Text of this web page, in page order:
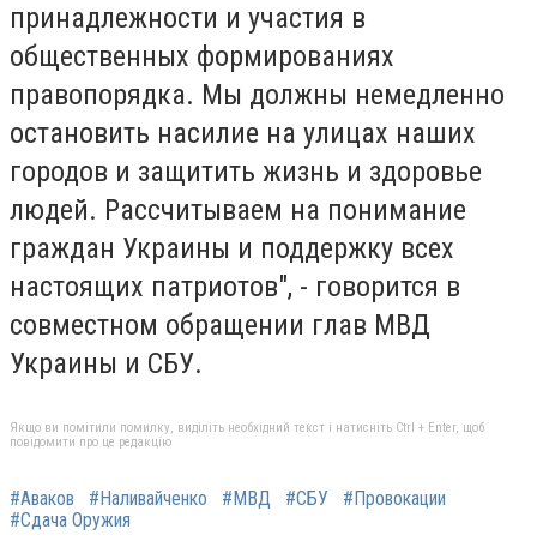
принадлежности и участия в
общественных формированиях
правопорядка. Мы должны немедленно
остановить насилие на улицах наших
городов и защитить жизнь и здоровье
людей. Рассчитываем на понимание
граждан Украины и поддержку всех
настоящих патриотов", - говорится в
совместном обращении глав МВД
Украины и СБУ.
Якщо ви помітили помилку, виділіть необхідний текст і натисніть Ctrl + Enter, щоб
повідомити про це редакцію
#Аваков #Наливайченко #МВД #СБУ
#Провокации
#Сдача Оружия